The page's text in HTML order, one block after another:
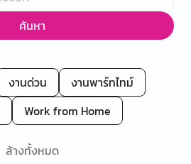
ค้นหา
งานด่วน
งานพาร์ทไทม์
Work from Home
ล้างทั้งหมด